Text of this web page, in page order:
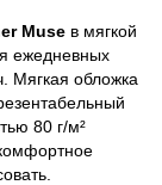
Muse в мягкой
ежедневных
Мягкая обложка
80 г/м²